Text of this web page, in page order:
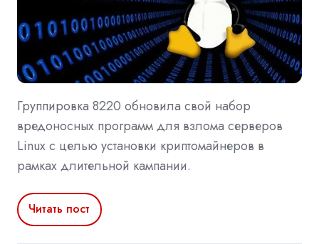
Группировка 8220 обновила свой набор
вредоносных программ для взлома серверов
Linux с целью установки криптомайнеров в
рамках длительной кампании.
Читать пост